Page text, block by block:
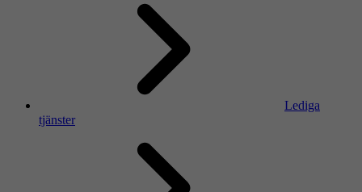
Lediga
tjänster